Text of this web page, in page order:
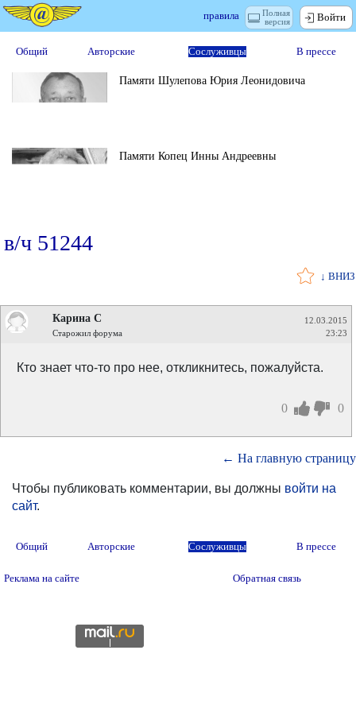
Полная
версия
правила Войти
Общий Авторские Сослуживцы В прессе
Памяти Шулепова Юрия Леонидовича
Памяти Копец Инны Андреевны
в/ч 51244
↓ ВНИЗ
Карина С
Старожил форума
12.03.2015
23:23
Кто знает что-то про нее, откликнитесь, пожалуйста.
0 0
← На главную страницу
Чтобы публиковать комментарии, вы должны войти на
сайт.
Общий Авторские Сослуживцы В прессе
Реклама на сайте Обратная связь